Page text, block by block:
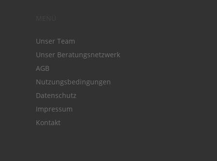
Unser Team
Unser Beratungsnetzwerk
AGB
Nutzungsbedingungen
Datenschutz
Impressum
Kontakt